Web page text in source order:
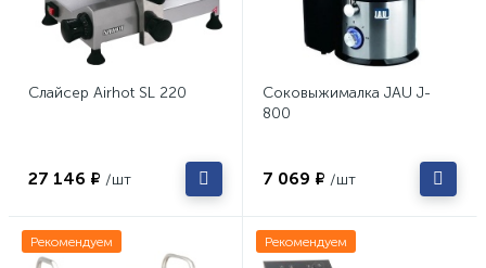
Слайсер Airhot SL 220
27 146 ₽ /шт
Соковыжималка JAU J-
800
7 069 ₽ /шт
Рекомендуем Рекомендуем